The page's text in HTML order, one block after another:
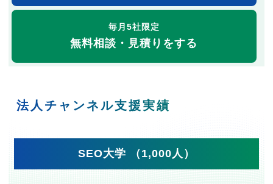
毎月5社限定
無料相談・見積りをする
法人チャンネル支援実績
SEO大学 （1,000人）